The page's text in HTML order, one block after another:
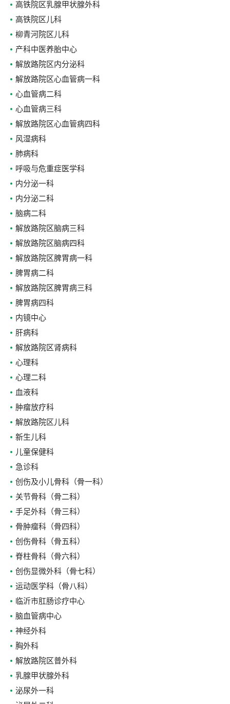
高铁院区乳腺甲状腺外科
高铁院区儿科
柳青河院区儿科
产科中医养胎中心
解放路院区内分泌科
解放路院区心血管病一科
心血管病二科
心血管病三科
解放路院区心血管病四科
风湿病科
肺病科
呼吸与危重症医学科
内分泌一科
内分泌二科
脑病二科
解放路院区脑病三科
解放路院区脑病四科
解放路院区脾胃病一科
脾胃病二科
解放路院区脾胃病三科
脾胃病四科
内镜中心
肝病科
解放路院区肾病科
心理科
心理二科
血液科
肿瘤放疗科
解放路院区儿科
新生儿科
儿童保健科
急诊科
创伤及小儿骨科（骨一科）
关节骨科（骨二科）
手足外科（骨三科）
骨肿瘤科（骨四科）
创伤骨科（骨五科）
脊柱骨科（骨六科）
创伤显微外科（骨七科）
运动医学科（骨八科）
临沂市肛肠诊疗中心
脑血管病中心
神经外科
胸外科
解放路院区普外科
乳腺甲状腺外科
泌尿外一科